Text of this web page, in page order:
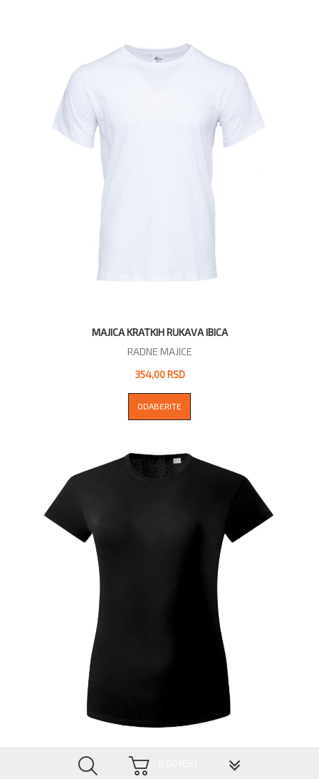
MAJICA KRATKIH RUKAVA IBICA
RADNE MAJICE
354,00 RSD
ODABERITE
EXPLODE TERRA LADY ŽENSKA MAJICA KRATAK RUKAV
RADNE MAJICE
▼